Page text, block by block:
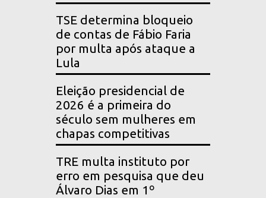
TSE determina bloqueio
de contas de Fábio Faria
por multa após ataque a
Lula
Eleição presidencial de
2026 é a primeira do
século sem mulheres em
chapas competitivas
TRE multa instituto por
erro em pesquisa que deu
Álvaro Dias em 1º